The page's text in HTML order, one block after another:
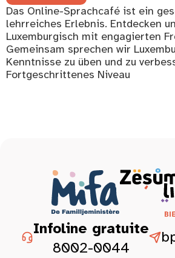
Das Online-Sprachcafé ist ein
lehrreiches Erlebnis. Entdecken
Luxemburgisch mit engagierten
Gemeinsam sprechen wir
Kenntnisse zu üben und zu
Fortgeschrittenes Niveau
Infoline gratuite
8002-0044